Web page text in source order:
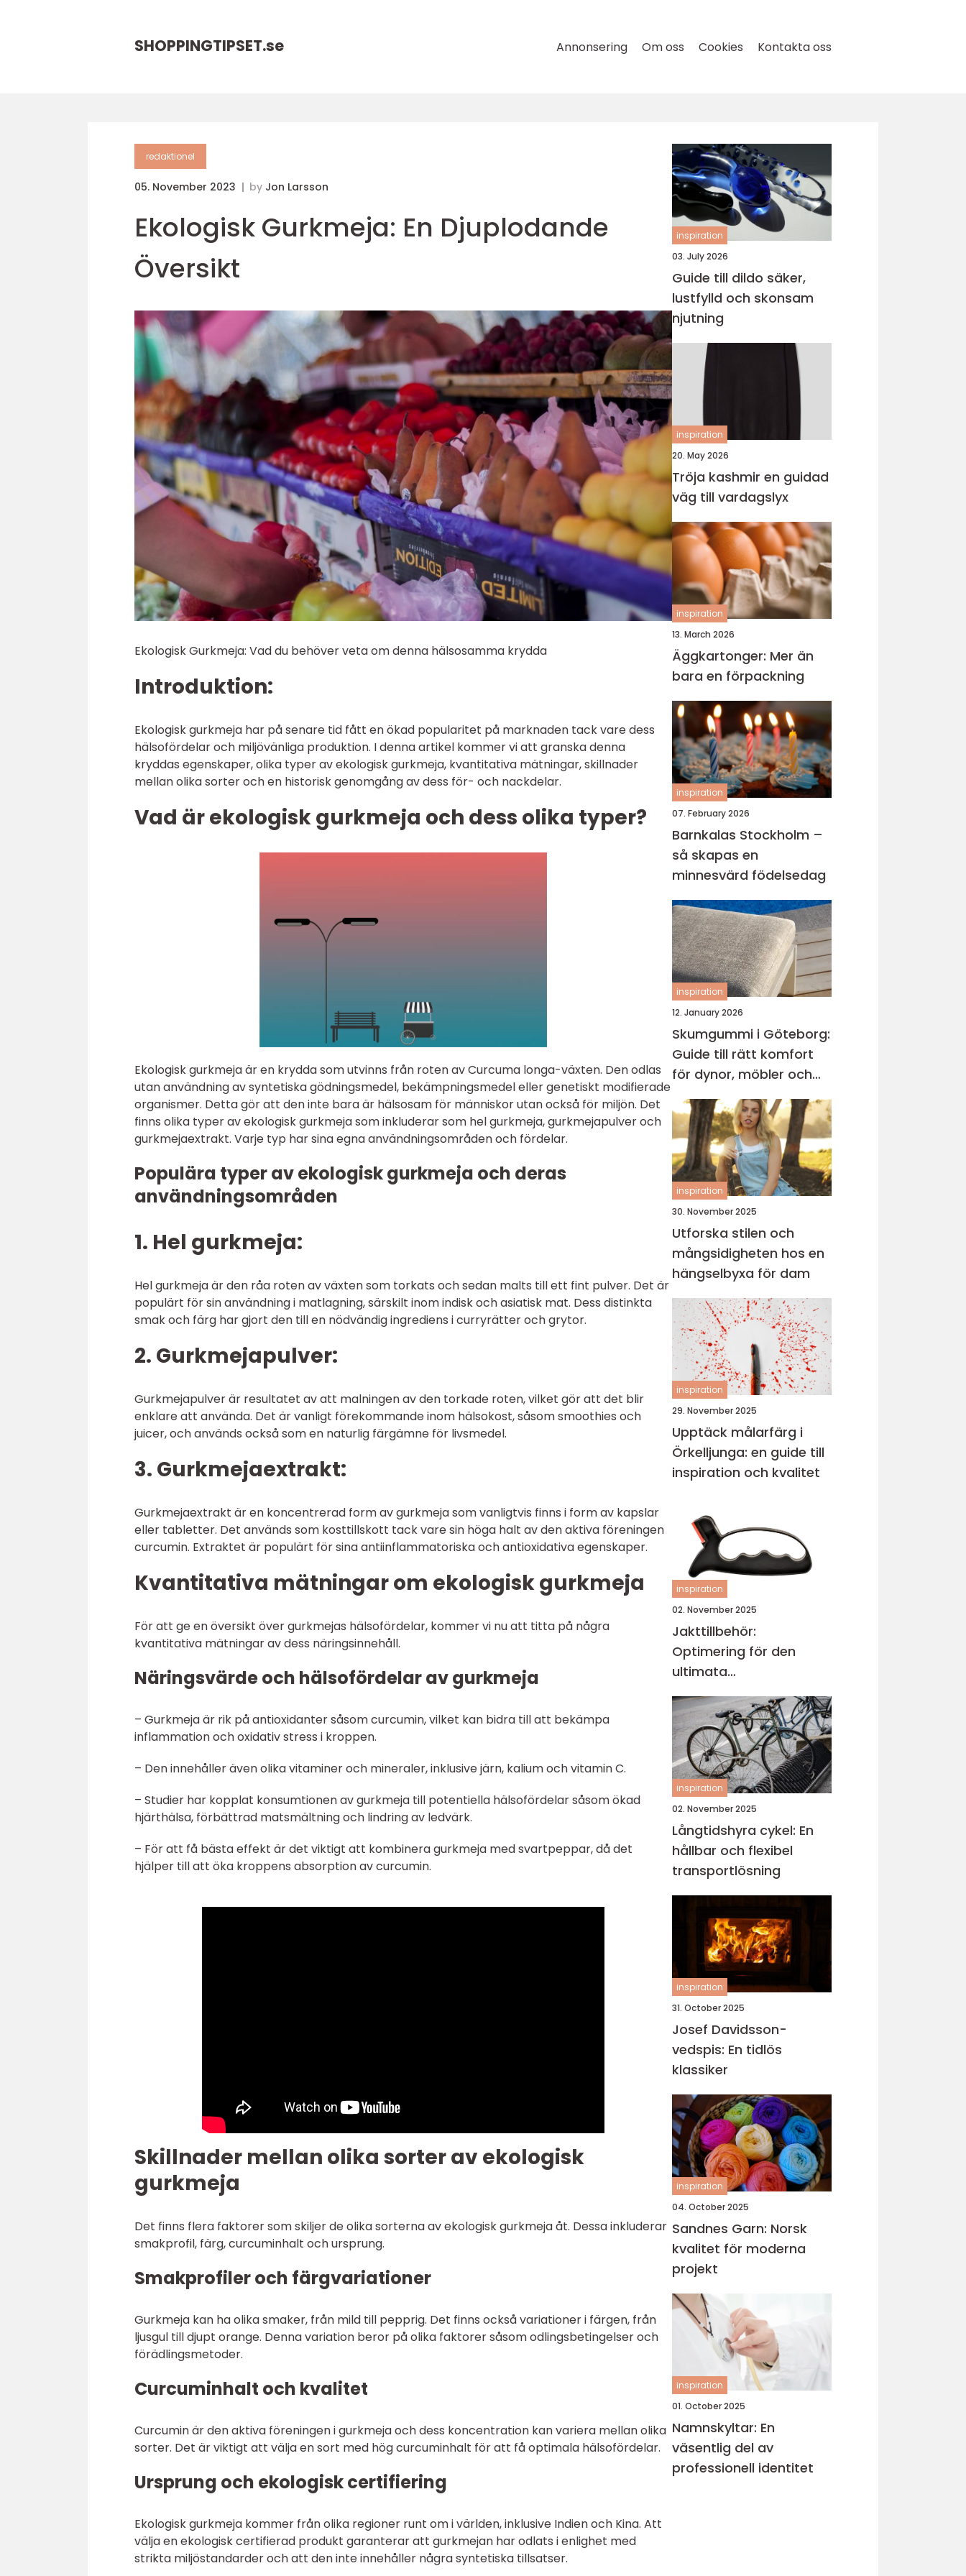
SHOPPINGTIPSET.se Annonsering Om oss Cookies Kontakta oss
redaktionel
05. November 2023 by Jon Larsson
Ekologisk Gurkmeja: En Djuplodande
Översikt
Ekologisk Gurkmeja: Vad du behöver veta om denna hälsosamma krydda
Introduktion:
Ekologisk gurkmeja har på senare tid fått en ökad popularitet på marknaden tack vare dess
hälsofördelar och miljövänliga produktion. I denna artikel kommer vi att granska denna
kryddas egenskaper, olika typer av ekologisk gurkmeja, kvantitativa mätningar, skillnader
mellan olika sorter och en historisk genomgång av dess för- och nackdelar.
Vad är ekologisk gurkmeja och dess olika typer?
Ekologisk gurkmeja är en krydda som utvinns från roten av Curcuma longa-växten. Den odlas
utan användning av syntetiska gödningsmedel, bekämpningsmedel eller genetiskt modifierade
organismer. Detta gör att den inte bara är hälsosam för människor utan också för miljön. Det
finns olika typer av ekologisk gurkmeja som inkluderar som hel gurkmeja, gurkmejapulver och
gurkmejaextrakt. Varje typ har sina egna användningsområden och fördelar.
Populära typer av ekologisk gurkmeja och deras
användningsområden
1. Hel gurkmeja:
Hel gurkmeja är den råa roten av växten som torkats och sedan malts till ett fint pulver. Det är
populärt för sin användning i matlagning, särskilt inom indisk och asiatisk mat. Dess distinkta
smak och färg har gjort den till en nödvändig ingrediens i curryrätter och grytor.
2. Gurkmejapulver:
Gurkmejapulver är resultatet av att malningen av den torkade roten, vilket gör att det blir
enklare att använda. Det är vanligt förekommande inom hälsokost, såsom smoothies och
juicer, och används också som en naturlig färgämne för livsmedel.
3. Gurkmejaextrakt:
Gurkmejaextrakt är en koncentrerad form av gurkmeja som vanligtvis finns i form av kapslar
eller tabletter. Det används som kosttillskott tack vare sin höga halt av den aktiva föreningen
curcumin. Extraktet är populärt för sina antiinflammatoriska och antioxidativa egenskaper.
Kvantitativa mätningar om ekologisk gurkmeja
För att ge en översikt över gurkmejas hälsofördelar, kommer vi nu att titta på några
kvantitativa mätningar av dess näringsinnehåll.
Näringsvärde och hälsofördelar av gurkmeja
– Gurkmeja är rik på antioxidanter såsom curcumin, vilket kan bidra till att bekämpa
inflammation och oxidativ stress i kroppen.
– Den innehåller även olika vitaminer och mineraler, inklusive järn, kalium och vitamin C.
– Studier har kopplat konsumtionen av gurkmeja till potentiella hälsofördelar såsom ökad
hjärthälsa, förbättrad matsmältning och lindring av ledvärk.
– För att få bästa effekt är det viktigt att kombinera gurkmeja med svartpeppar, då det
hjälper till att öka kroppens absorption av curcumin.
Skillnader mellan olika sorter av ekologisk
gurkmeja
Det finns flera faktorer som skiljer de olika sorterna av ekologisk gurkmeja åt. Dessa inkluderar
smakprofil, färg, curcuminhalt och ursprung.
Smakprofiler och färgvariationer
Gurkmeja kan ha olika smaker, från mild till pepprig. Det finns också variationer i färgen, från
ljusgul till djupt orange. Denna variation beror på olika faktorer såsom odlingsbetingelser och
förädlingsmetoder.
Curcuminhalt och kvalitet
Curcumin är den aktiva föreningen i gurkmeja och dess koncentration kan variera mellan olika
sorter. Det är viktigt att välja en sort med hög curcuminhalt för att få optimala hälsofördelar.
Ursprung och ekologisk certifiering
Ekologisk gurkmeja kommer från olika regioner runt om i världen, inklusive Indien och Kina. Att
välja en ekologisk certifierad produkt garanterar att gurkmejan har odlats i enlighet med
strikta miljöstandarder och att den inte innehåller några syntetiska tillsatser.
inspiration
03. July 2026
Guide till dildo säker,
lustfylld och skonsam
njutning
inspiration
20. May 2026
Tröja kashmir en guidad
väg till vardagslyx
inspiration
13. March 2026
Äggkartonger: Mer än
bara en förpackning
inspiration
07. February 2026
Barnkalas Stockholm –
så skapas en
minnesvärd födelsedag
inspiration
12. January 2026
Skumgummi i Göteborg:
Guide till rätt komfort
för dynor, möbler och
båtliv
inspiration
30. November 2025
Utforska stilen och
mångsidigheten hos en
hängselbyxa för dam
inspiration
29. November 2025
Upptäck målarfärg i
Örkelljunga: en guide till
inspiration och kvalitet
inspiration
02. November 2025
Jakttillbehör:
Optimering för den
ultimata
jaktupplevelsen
inspiration
02. November 2025
Långtidshyra cykel: En
hållbar och flexibel
transportlösning
inspiration
31. October 2025
Josef Davidsson-
vedspis: En tidlös
klassiker
inspiration
04. October 2025
Sandnes Garn: Norsk
kvalitet för moderna
projekt
inspiration
01. October 2025
Namnskyltar: En
väsentlig del av
professionell identitet